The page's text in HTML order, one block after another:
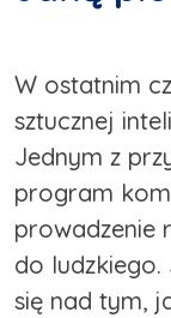
W ostatnim
sztucznej
Jednym z
program
prowadzenie
do ludzkiego.
się nad tym,